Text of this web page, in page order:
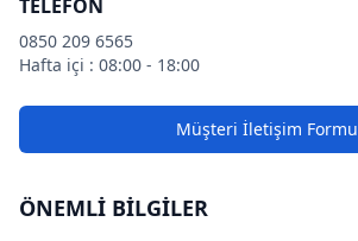
TELEFON
0850 209 6565
Hafta içi : 08:00 - 18:00
Müşteri İletişim Formu
ÖNEMLİ BİLGİLER